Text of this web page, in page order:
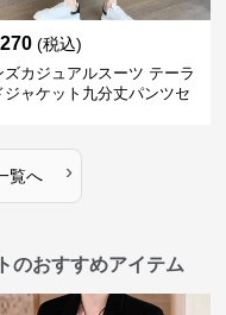
(税込)
ズカジュアルスーツ テーラ
ジャケット九分丈パンツセ
覧へ ›
のおすすめアイテム